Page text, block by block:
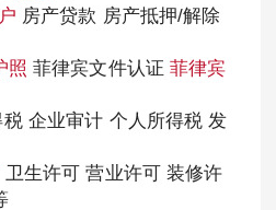
房产贷款 房产抵押/解除
照 菲律宾文件认证菲律宾
企业审计 个人所得税 发
卫生许可 营业许可 装修许